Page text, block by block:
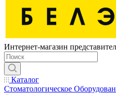
Интернет-магазин
Каталог
Стоматологическое